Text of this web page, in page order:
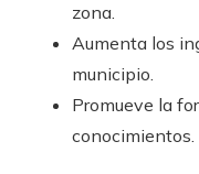
zona.
Aumenta los
municipio.
Promueve la
conocimientos.